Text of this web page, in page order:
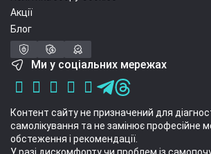
Акції
Блог
Ми у соціальних мережах
Контент сайту не призначений для
самолікування та не замінює професійне
обстеження і рекомендації.